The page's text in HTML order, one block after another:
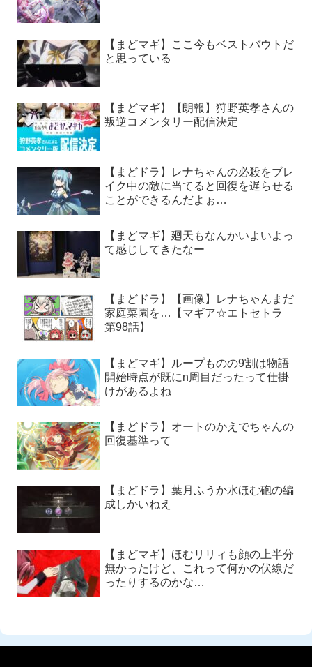
【まどマギ】ここ今もベストバウトだ
と思っている
【まどマギ】【朗報】狩野英孝さんの
叛逆コメンタリー配信決定
【まどドラ】レナちゃんの必殺をブレ
イク中の敵に当てると回復を遅らせる
ことができるんだよぉ…
【まどマギ】廻天もなんかいよいよっ
て感じしてきたなー
【まどドラ】【画像】レナちゃんまだ
家庭菜園を…【マギア☆エトセトラ
第98話】
【まどマギ】ループものの9割は物語
開始時点が既にn周目だったって仕掛
けがあるよね
【まどドラ】オートのかえでちゃんの
回復基準って
【まどドラ】葉月ふうか水ほむ砲の編
成しかいねえ
【まどマギ】ほむリリィも顔の上半分
無かったけど、これって何かの伏線だ
ったりするのかな…